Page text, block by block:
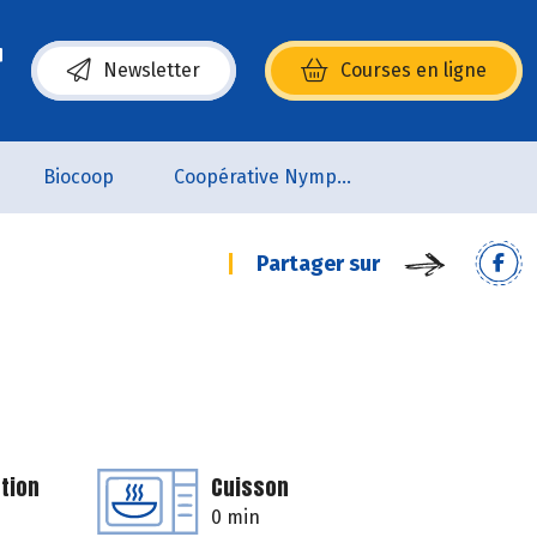
Newsletter Courses en ligne
(s’ouvre dans une nouvelle fenêtre)
Biocoop Coopérative Nymphéa
Partager sur
Cuisson
0 min